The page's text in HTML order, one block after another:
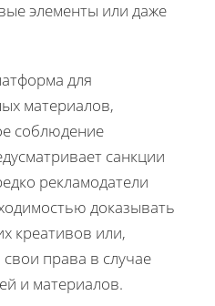
элементы или даже
для
материалов,
соблюдение
санкции
рекламодатели
доказывать
креативов или,
права в случае
и материалов.